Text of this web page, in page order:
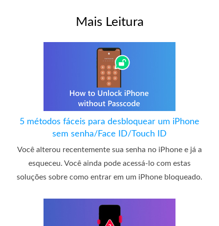
Mais Leitura
5 métodos fáceis para desbloquear um iPhone
sem senha/Face ID/Touch ID
Você alterou recentemente sua senha no iPhone e já a
esqueceu. Você ainda pode acessá-lo com estas
soluções sobre como entrar em um iPhone bloqueado.